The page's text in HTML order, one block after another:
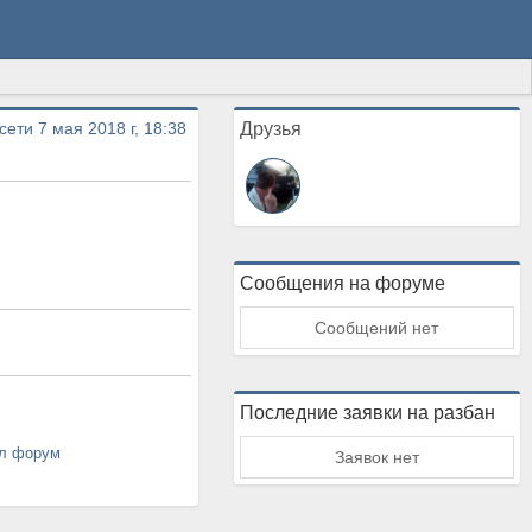
7 мая 2018 г, 18:38
форум
Друзья
Сообщения на форуме
Сообщений нет
Последние заявки на разбан
Заявок нет